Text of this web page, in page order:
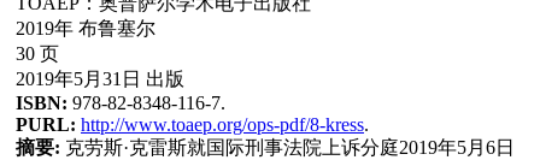
2019年 布鲁塞尔
30 页
2019年5月31日 出版
ISBN: 978-82-8348-116-7.
PURL: http://www.toaep.org/ops-pdf/8-kress.
摘要: 克劳斯·克雷斯就国际刑事法院上诉分庭2019年5月6日